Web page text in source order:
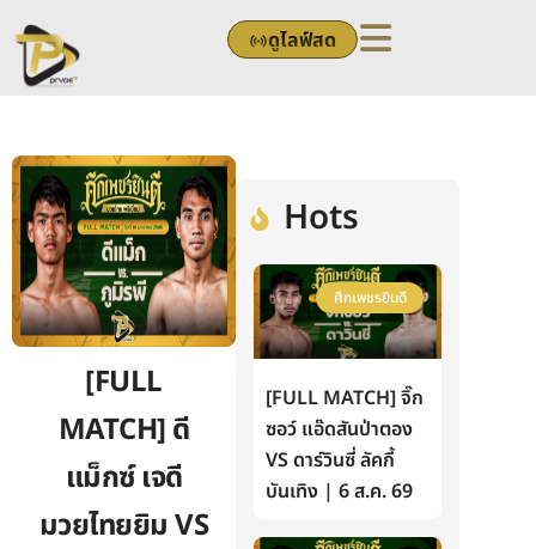
to
content
ดูไลฟ์สด
[FULL
MATCH] ดี
แม็กซ์ เจดี
มวยไทยยิม VS
Hots
ศึกเพชรยินดี
[FULL MATCH] จิ๊ก
ซอว์ แอ๊ดสันป่าตอง
VS ดาร์วินซี่ ลัคกี้
บันเทิง | 6 ส.ค. 69